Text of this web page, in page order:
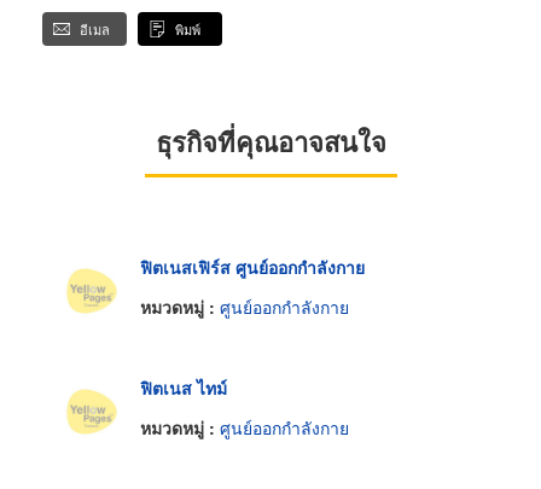
อีเมล พิมพ์
ธุรกิจที่คุณอาจสนใจ
ฟิตเนสเฟิร์ส ศูนย์ออกกำลังกาย
หมวดหมู่ : ศูนย์ออกกำลังกาย
ฟิตเนส ไทม์
หมวดหมู่ : ศูนย์ออกกำลังกาย